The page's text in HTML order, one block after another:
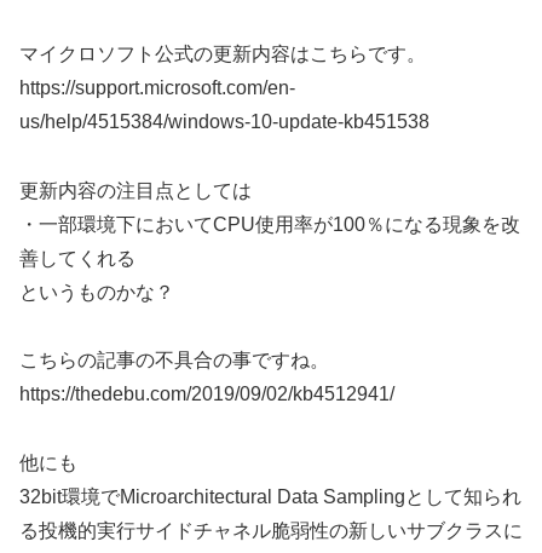
マイクロソフト公式の更新内容はこちらです。
https://support.microsoft.com/en-
us/help/4515384/windows-10-update-kb451538
更新内容の注目点としては
・一部環境下においてCPU使用率が100％になる現象を改
善してくれる
というものかな？
こちらの記事の不具合の事ですね。
https://thedebu.com/2019/09/02/kb4512941/
他にも
32bit環境でMicroarchitectural Data Samplingとして知られ
る投機的実行サイドチャネル脆弱性の新しいサブクラスに